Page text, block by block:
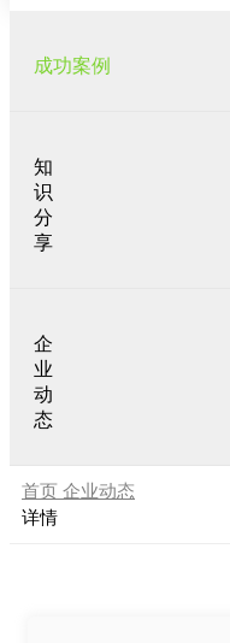
成功案例
知
识
分
享
企
业
动
态
首页 企业动态
详情